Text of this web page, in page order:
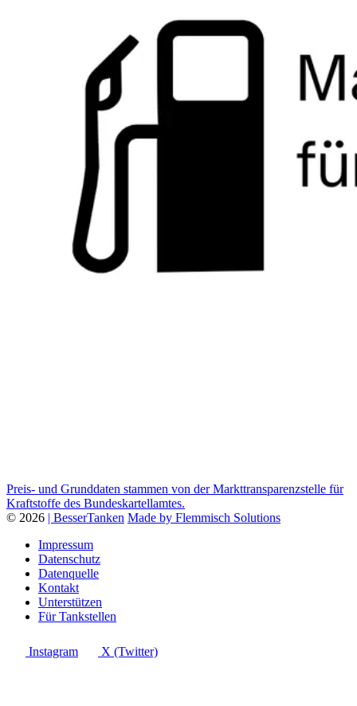
Preis- und Grunddaten stammen von der Markttransparenzstelle für
Kraftstoffe des Bundeskartellamtes.
© 2026 | BesserTanken Made by Flemmisch Solutions
Impressum
Datenschutz
Datenquelle
Kontakt
Unterstützen
Für Tankstellen
Instagram X (Twitter)